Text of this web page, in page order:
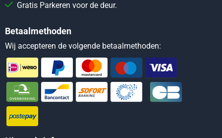
Gratis Parkeren voor de deur.
Betaalmethoden
Wij accepteren de volgende betaalmethoden: